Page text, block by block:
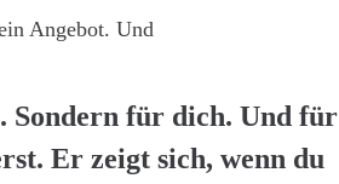
Angebot. Und
Sondern für dich. Und für
Er zeigt sich, wenn du